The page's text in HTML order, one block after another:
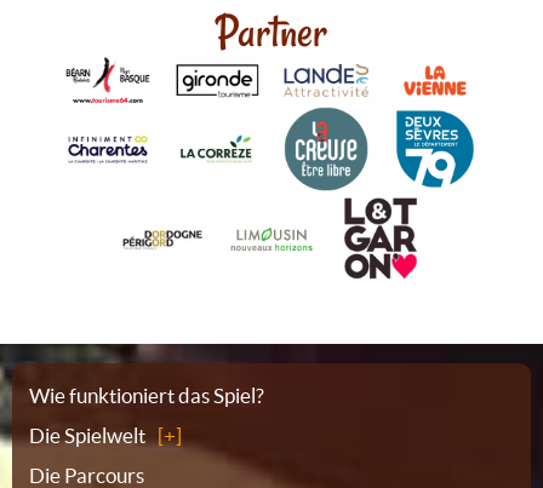
Partner
Sitemap
Wie funktioniert das Spiel?
Die Spielwelt
Die Parcours